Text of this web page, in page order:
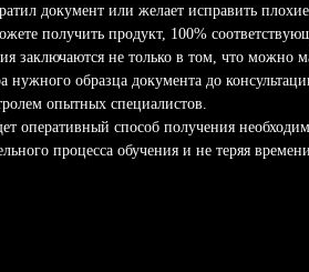
документ или желает исправить
получить продукт, 100%
заключаются не только в том, что можно
нужного образца документа до
опытных специалистов.
оперативный способ получения
процесса обучения и не теряя